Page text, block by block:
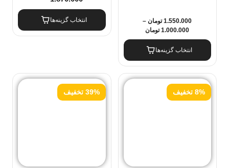
مشتری1.550.000 تومان –
1.000.000 تومان
انتخاب گزینه‌ها
انتخاب گزینه‌ها
8% تخفیف 39% تخفیف